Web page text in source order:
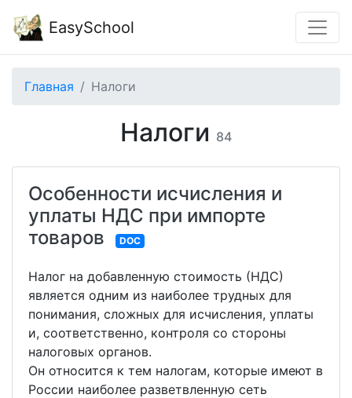
EasySchool
Главная Налоги
Налоги 84
Особенности исчисления и
уплаты НДС при импорте
товаров
DOC
Налог на добавленную стоимость (НДС)
является одним из наиболее трудных для
понимания, сложных для исчисления, уплаты
и, соответственно, контроля со стороны
налоговых органов.
Он относится к тем налогам, которые имеют в
России наиболее разветвленную сеть